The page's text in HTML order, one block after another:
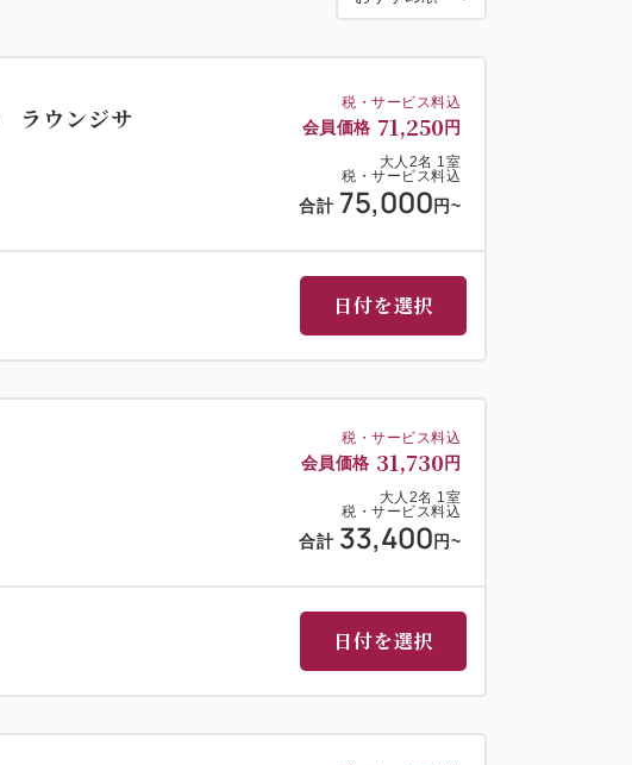
瓜のハニーマスタードマヨネーズ、スクランブル・
ルサンド
ボカドシーザー風・ロマネスコミモザ、ツナとスペ
クランブル・バケットサンド、ロールサンド
00の間でご希望の開始時間をお知らせください。
況等により変更となる場合もございます。写真はイ
小樽で、心ゆくまで小樽を満喫する旅－
、JR小樽駅からも徒歩5分と抜群のアクセスを誇る
テルまでお越しいただけますので、雨や雪の日も安
税・サービス料込
会員価格 71,250 円
大人 2名 1室
税・サービス料込
合計 75,000 円~
ラウンジサ
日付を選択
税・サービス料込
会員価格 31,730 円
大人 2名 1室
税・サービス料込
合計 33,400 円~
日付を選択